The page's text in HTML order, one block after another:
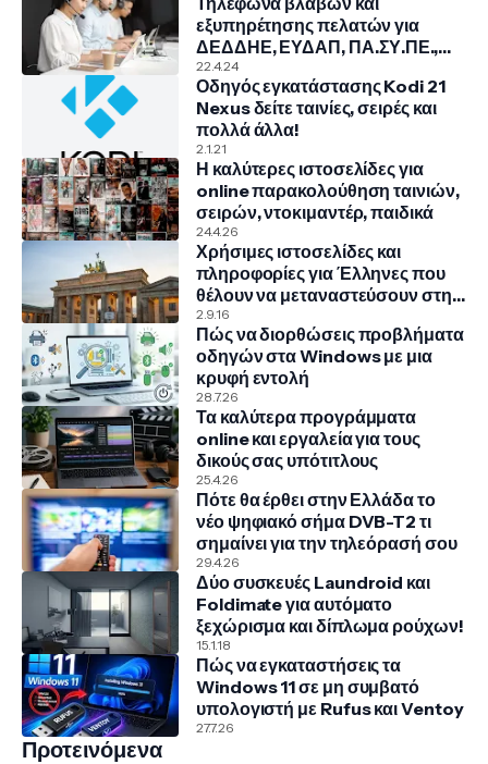
εξυπηρέτησης πελατών για
ΔΕΔΔΗΕ, ΕΥΔΑΠ, ΠΑ.ΣΥ.ΠΕ.,
COSMOTE, NOVA, VODAFONE
22.4.24
Οδηγός εγκατάστασης Kodi 21
Nexus δείτε ταινίες, σειρές και
πολλά άλλα!
2.1.21
Η καλύτερες ιστοσελίδες για
online παρακολούθηση ταινιών,
σειρών, ντοκιμαντέρ, παιδικά
24.4.26
Χρήσιμες ιστοσελίδες και
πληροφορίες για Έλληνες που
θέλουν να μεταναστεύσουν στην
Γερμανία
2.9.16
Πώς να διορθώσεις προβλήματα
οδηγών στα Windows με μια
κρυφή εντολή
28.7.26
Τα καλύτερα προγράμματα
online και εργαλεία για τους
δικούς σας υπότιτλους
25.4.26
Πότε θα έρθει στην Ελλάδα το
νέο ψηφιακό σήμα DVB-T2 τι
σημαίνει για την τηλεόρασή σου
29.4.26
Δύο συσκευές Laundroid και
Foldimate για αυτόματο
ξεχώρισμα και δίπλωμα ρούχων!
15.1.18
Πώς να εγκαταστήσεις τα
Windows 11 σε μη συμβατό
υπολογιστή με Rufus και Ventoy
27.7.26
Προτεινόμενα